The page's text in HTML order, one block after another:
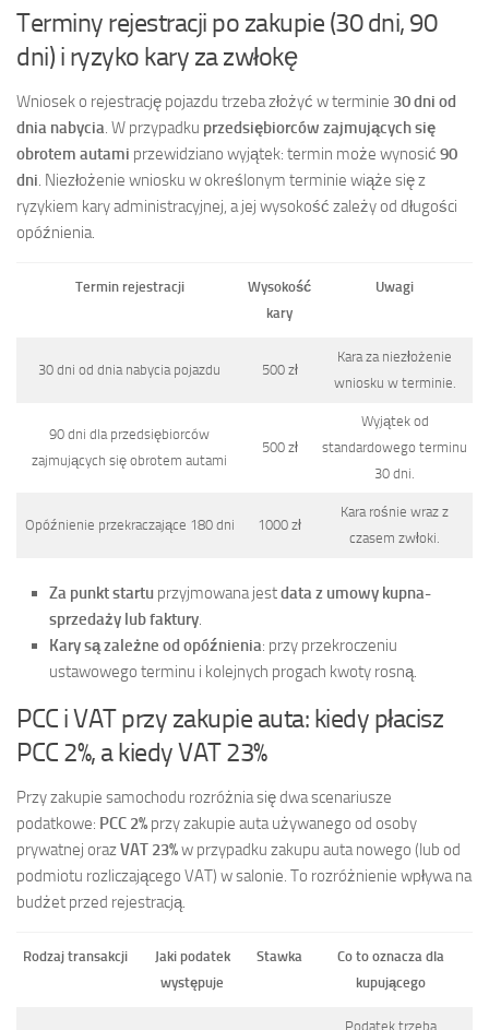
Terminy rejestracji po zakupie (30 dni, 90
dni) i ryzyko kary za zwłokę
Wniosek o rejestrację pojazdu trzeba złożyć w terminie 30 dni od
dnia nabycia. W przypadku przedsiębiorców zajmujących się
obrotem autami przewidziano wyjątek: termin może wynosić 90
dni. Niezłożenie wniosku w określonym terminie wiąże się z
ryzykiem kary administracyjnej, a jej wysokość zależy od długości
opóźnienia.
Termin rejestracji
Wysokość
kary
Uwagi
30 dni od dnia nabycia pojazdu 500 zł
Kara za niezłożenie
wniosku w terminie.
90 dni dla przedsiębiorców
zajmujących się obrotem autami
500 zł
Wyjątek od
standardowego terminu
30 dni.
Opóźnienie przekraczające 180 dni 1000 zł
Kara rośnie wraz z
czasem zwłoki.
Za punkt startu przyjmowana jestdata z umowy kupna-
sprzedaży lub faktury.
Kary są zależne od opóźnienia: przy przekroczeniu
ustawowego terminu i kolejnych progach kwoty rosną.
PCC i VAT przy zakupie auta: kiedy płacisz
PCC 2%, a kiedy VAT 23%
Przy zakupie samochodu rozróżnia się dwa scenariusze
podatkowe: PCC 2% przy zakupie auta używanego od osoby
prywatnej orazVAT 23%w przypadku zakupu auta nowego (lub od
podmiotu rozliczającego VAT) w salonie. To rozróżnienie wpływa na
budżet przed rejestracją.
Rodzaj transakcji
Jaki podatek
występuje
Stawka
Co to oznacza dla
kupującego
Podatek trzeba